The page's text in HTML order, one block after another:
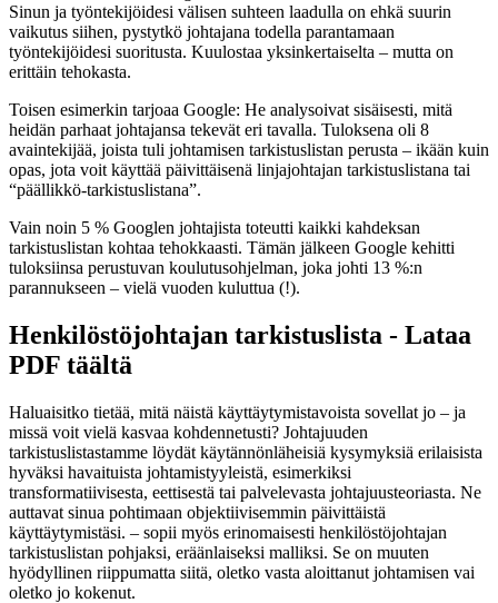
Sinun ja työntekijöidesi välisen suhteen laadulla on ehkä suurin
vaikutus siihen, pystytkö johtajana todella parantamaan
työntekijöidesi suoritusta. Kuulostaa yksinkertaiselta – mutta on
erittäin tehokasta.
Toisen esimerkin tarjoaa Google: He analysoivat sisäisesti, mitä
heidän parhaat johtajansa tekevät eri tavalla. Tuloksena oli 8
avaintekijää, joista tuli johtamisen tarkistuslistan perusta – ikään kuin
opas, jota voit käyttää päivittäisenä linjajohtajan tarkistuslistana tai
“päällikkö-tarkistuslistana”.
Vain noin 5 % Googlen johtajista toteutti kaikki kahdeksan
tarkistuslistan kohtaa tehokkaasti. Tämän jälkeen Google kehitti
tuloksiinsa perustuvan koulutusohjelman, joka johti 13 %:n
parannukseen – vielä vuoden kuluttua (!).
Henkilöstöjohtajan tarkistuslista - Lataa
PDF täältä
Haluaisitko tietää, mitä näistä käyttäytymistavoista sovellat jo – ja
missä voit vielä kasvaa kohdennetusti? Johtajuuden
tarkistuslistastamme löydät käytännönläheisiä kysymyksiä erilaisista
hyväksi havaituista johtamistyyleistä, esimerkiksi
transformatiivisesta, eettisestä tai palvelevasta johtajuusteoriasta. Ne
auttavat sinua pohtimaan objektiivisemmin päivittäistä
käyttäytymistäsi. – sopii myös erinomaisesti henkilöstöjohtajan
tarkistuslistan pohjaksi, eräänlaiseksi malliksi. Se on muuten
hyödyllinen riippumatta siitä, oletko vasta aloittanut johtamisen vai
oletko jo kokenut.